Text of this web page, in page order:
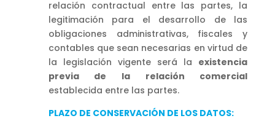
relación contractual entre las partes, la
legitimación para el desarrollo de las
obligaciones administrativas, fiscales y
contables que sean necesarias en virtud de
la legislación vigente será la existencia
previa de la relación comercial
establecida entre las partes.
PLAZO DE CONSERVACIÓN DE LOS DATOS: